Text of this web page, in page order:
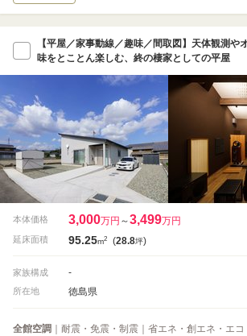
【平屋／家事動線／趣味／間取図】天体観測や
味をとことん楽しむ、終の棲家としての平屋
本体価格 3,000万円 ～3,499万円
延床面積 95.25m2 (28.8坪)
家族構成 -
所在地 徳島県
全館空調 ｜耐震・免震・制震｜省エネ・創エネ・エ